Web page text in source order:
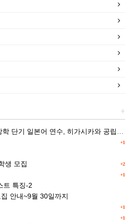
+
연수, 히가시카와 공립 일본어학교 프로그램 사전안내
+1
+2
생 모집
+1
트 특징-2
안내~9월 30일까지
+1
+1